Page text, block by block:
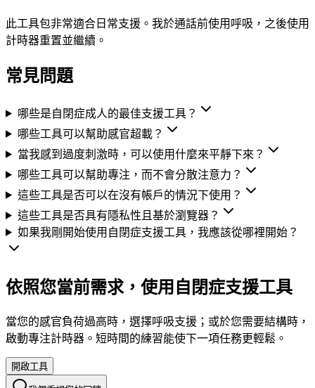
此工具包非常適合日常支援。我於通話前使用呼吸，之後使用
計時器重置並繼續。
常見問題
哪些是自閉症成人的最佳支援工具？
哪些工具可以幫助感官超載？
當我感到過度刺激時，可以使用什麼來平靜下來？
哪些工具可以幫助專注，而不會分散注意力？
這些工具是否可以在沒有帳戶的情況下使用？
這些工具是否具有隱私性且基於瀏覽器？
如果我剛開始使用自閉症支援工具，我應該從哪裡開始？
依照您當前需求，使用自閉症支援工具
當您的感官負荷過高時，選擇呼吸支援；或於您需要結構時，
啟動專注計時器。短時間的練習能使下一項任務更輕鬆。
開啟工具